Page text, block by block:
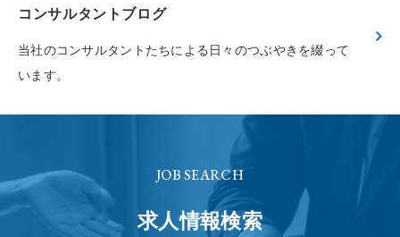
コンサルタントブログ
当社のコンサルタントたちによる 日々のつぶやきを綴って
います。
JOB SEARCH
求人情報検索